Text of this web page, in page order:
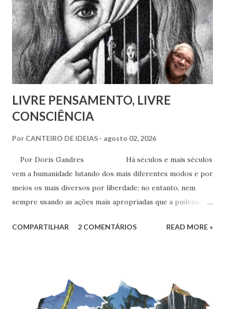
profunda diferença entre reconhecer a existência de um
recurso terapêutico e convertê-lo em atividade da Casa
Espírita.
LIVRE PENSAMENTO, LIVRE
CONSCIÊNCIA
Por CANTEIRO DE IDEIAS agosto 02, 2026
Por Doris Gandres Há séculos e mais séculos
vem a humanidade lutando dos mais diferentes modos e por
meios os mais diversos por liberdade; no entanto, nem
sempre usando as ações mais apropriadas que a pudessem
aspecto material, terreno... Mesmo civilizações,
onde vige pressão, opressão, cerceamento, coação e
censura. E não podemos falar apenas do ponto de vista
COMPARTILHAR 2 COMENTÁRIOS READ MORE »